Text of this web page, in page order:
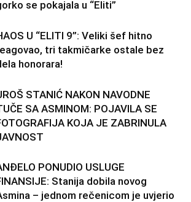
se pokajala u “Eliti”
U “ELITI 9”: Veliki šef hitno
tri takmičarke ostale bez
honorara!
STANIĆ NAKON NAVODNE
SA ASMINOM: POJAVILA SE
KOJA JE ZABRINULA
PONUDIO USLUGE
Stanija dobila novog
– jednom rečenicom je uvjerio